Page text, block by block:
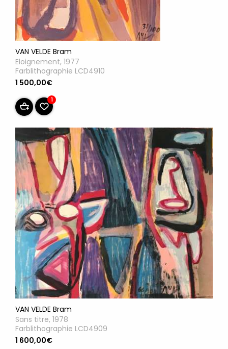
VAN VELDE Bram
Eloignement, 1977
Farblithographie LCD4910
1 500,00€
1
VAN VELDE Bram
Sans titre, 1978
Farblithographie LCD4909
1 600,00€